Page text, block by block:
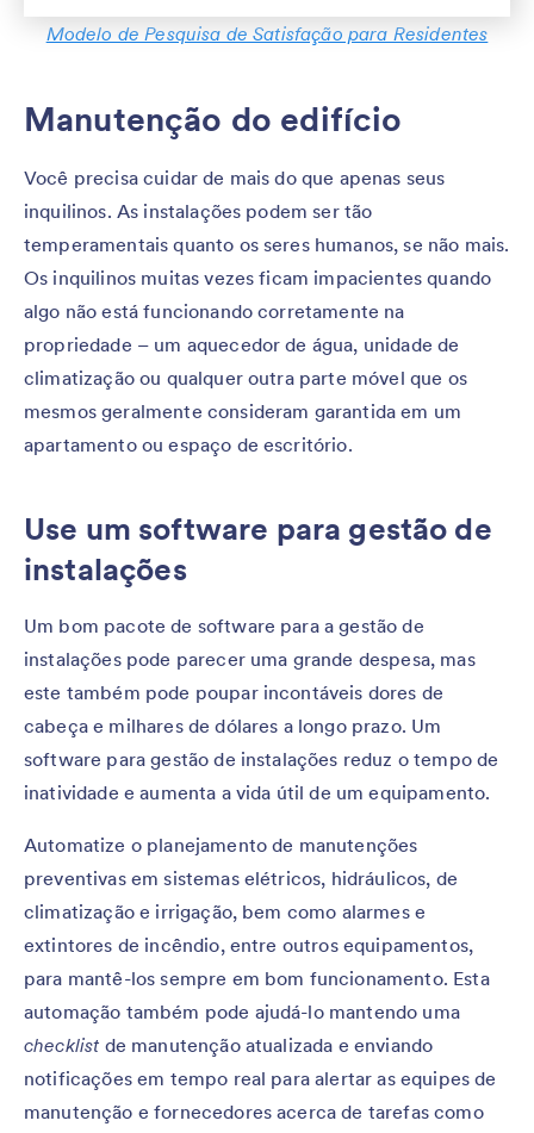
Modelo de Pesquisa de Satisfação para Residentes
Manutenção do edifício
Você precisa cuidar de mais do que apenas seus
inquilinos. As instalações podem ser tão
temperamentais quanto os seres humanos, se não mais.
Os inquilinos muitas vezes ficam impacientes quando
algo não está funcionando corretamente na
propriedade – um aquecedor de água, unidade de
climatização ou qualquer outra parte móvel que os
mesmos geralmente consideram garantida em um
apartamento ou espaço de escritório.
Use um software para gestão de
instalações
Um bom pacote de software para a gestão de
instalações pode parecer uma grande despesa, mas
este também pode poupar incontáveis dores de
cabeça e milhares de dólares a longo prazo. Um
software para gestão de instalações reduz o tempo de
inatividade e aumenta a vida útil de um equipamento.
Automatize o planejamento de manutenções
preventivas em sistemas elétricos, hidráulicos, de
climatização e irrigação, bem como alarmes e
extintores de incêndio, entre outros equipamentos,
para mantê-los sempre em bom funcionamento. Esta
automação também pode ajudá-lo mantendo uma
checklist de manutenção atualizada e enviando
notificações em tempo real para alertar as equipes de
manutenção e fornecedores acerca de tarefas como